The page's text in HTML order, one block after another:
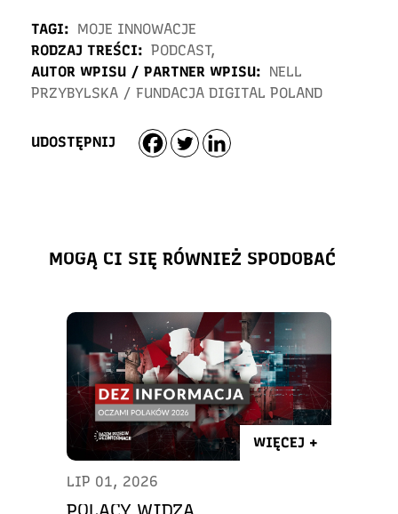
TAGI: MOJE INNOWACJE
RODZAJ TREŚCI: PODCAST,
AUTOR WPISU / PARTNER WPISU: NELL
PRZYBYLSKA / FUNDACJA DIGITAL POLAND
UDOSTĘPNIJ
MOGĄ CI SIĘ RÓWNIEŻ SPODOBAĆ
WIĘCEJ +
LIP 01, 2026